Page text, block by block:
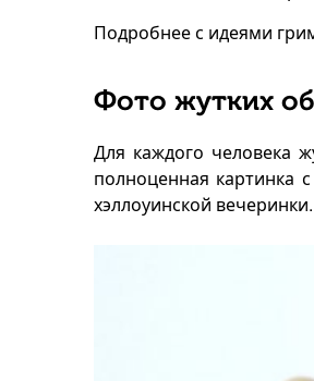
Подробнее с идеями
Фото жутких
Для каждого человека
полноценная картинка
хэллоуинской вечеринки.